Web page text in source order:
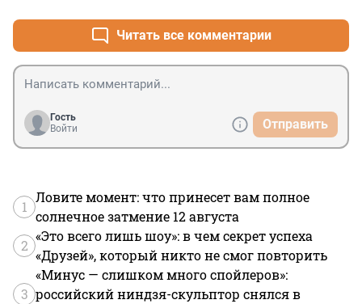
С какого ....творится беспредел, да и уходить - нужно
вовремя" ?
Читать все комментарии
Гость
Войти
Отправить
1
Ловите момент: что принесет вам полное
солнечное затмение 12 августа
2
«Это всего лишь шоу»: в чем секрет успеха
«Друзей», который никто не смог повторить
3
«Минус — слишком много спойлеров»:
российский ниндзя-скульптор снялся в